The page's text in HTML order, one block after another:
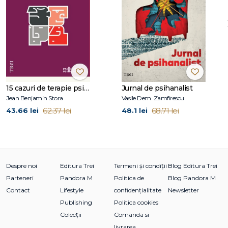
Parapsihologia
Lista ilustraţiilor
Despre autori
Introducere
Parapsihologia
1. Parapsihologia -- Jane Henry
2. Metodologie -- Julie Milton
Cogniţie paranormală
6. A doua vedere -- Shari A. Cohn-Simmen
7. Percepţia extrasenzorială -- John Beloff ?i Jane Henry
8. Precogniţie ?i premoniţii -- Keith Hearne ?i Jane Henry
15 cazuri de terapie psihosomatică
Jean Benjamin Stora
43.66 lei 62.37 lei
Jurnal de psihanalist
Vasile Dem. Zamfirescu
48.1 lei 68.71 lei
Despre noi
Parteneri
Contact
Editura Trei
Pandora M
Lifestyle
Publishing
Colecții
Termeni și condiții
Politica de
confidențialitate
Politica cookies
Comanda si
Blog Editura Trei
Blog Pandora M
Newsletter